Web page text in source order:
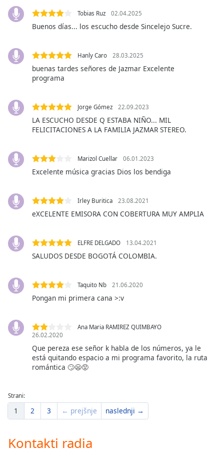
opens
subtitles
dialog
subtitles
selected
Audio
Track
Fullscreen
This
modal
window.
dialog
Escape
will
close
the
Opacity
Background
Tobias Ruz 02.04.2025
Buenos días... los escucho desde Sincelejo Sucre.
Hanly Caro 28.03.2025
buenas tardes señores de Jazmar Excelente
programa
Jorge Gómez 22.09.2023
LA ESCUCHO DESDE Q ESTABA NIÑO... MIL
FELICITACIONES A LA FAMILIA JAZMAR STEREO.
Marizol Cuellar 06.01.2023
Excelente música gracias Dios los bendiga
Irley Buritica 23.08.2021
eXCELENTE EMISORA CON COBERTURA MUY AMPLIA
ELFRE DELGADO 13.04.2021
SALUDOS DESDE BOGOTÁ COLOMBIA.
Taquito Nb 21.06.2020
Pongan mi primera cana >:v
Ana Maria RAMIREZ QUIMBAYO
26.02.2020
Que pereza ese señor k habla de los números, ya le
está quitando espacio a mi programa favorito, la ruta
romántica 🙄😦😡
Strani:
1 2 3 ← prejšnje naslednji →
Kontakti radia